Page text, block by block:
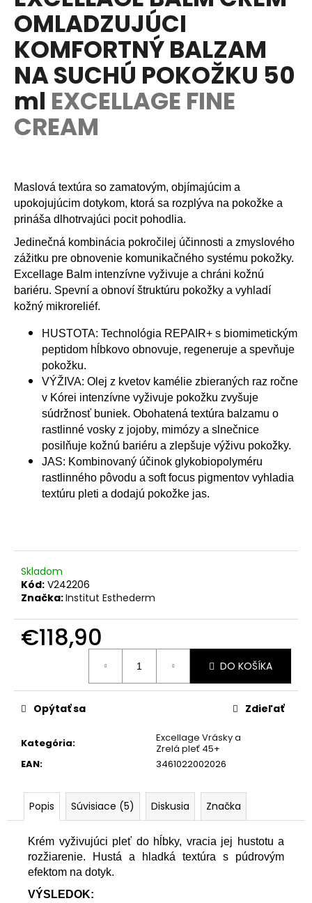
5,0
z
5
hviezdičiek.
OMLADZUJÚCI
KOMFORTNÝ BALZAM
NA SUCHÚ POKOŽKU 50
ml EXCELLAGE FINE
CREAM
Maslová textúra so zamatovým, objímajúcim a
upokojujúcim dotykom, ktorá sa rozplýva na pokožke a
prináša dlhotrvajúci pocit pohodlia.
Jedinečná kombinácia pokročilej účinnosti a zmyslového
zážitku pre obnovenie komunikačného systému pokožky.
Excellage Balm intenzívne vyživuje a chráni kožnú
bariéru. Spevní a obnoví štruktúru pokožky a vyhladí
kožný mikroreliéf.
HUSTOTA: Technológia REPAIR+ s biomimetickým
peptidom hĺbkovo obnovuje, regeneruje a spevňuje
pokožku.
VÝŽIVA: Olej z kvetov kamélie zbieraných raz ročne
v Kórei intenzívne vyživuje pokožku zvyšuje
súdržnosť buniek. Obohatená textúra balzamu o
rastlinné vosky z jojoby, mimózy a slnečnice
posilňuje kožnú bariéru a zlepšuje výživu pokožky.
JAS: Kombinovaný účinok glykobiopolyméru
rastlinného pôvodu a soft focus pigmentov vyhladia
textúru pleti a dodajú pokožke jas.
Skladom
Kód: V242206
Značka:Institut Esthederm
€118,90
DO KOŠÍKA
Kategória:
Excellage Vrásky a
Zrelá pleť 45+
EAN: 3461022002026
Opýtať sa Zdieľať
M
Popis Súvisiace (5) Diskusia Značka
Krém vyživujúci pleť do hĺbky, vracia jej hustotu a
rozžiarenie. Hustá a hladká textúra s púdrovým
efektom na dotyk.
VÝSLEDOK:
á
j
s
ť
?
O
d
p
o
r
ú
č
INSTITUT
ESTHEDERM
OSMOCLEAN
UPOKOJUJÚCE
HYDRATAČNÉ
ČISTIACE
TONIKUM
200ML
€31,90